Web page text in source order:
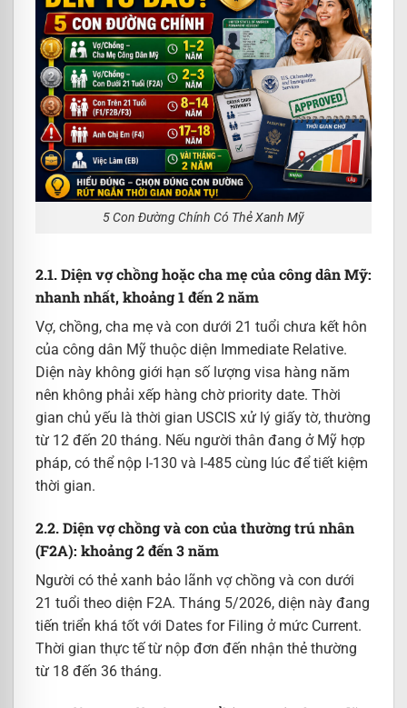
5 Con Đường Chính Có Thẻ Xanh Mỹ
2.1. Diện vợ chồng hoặc cha mẹ của công dân Mỹ:
nhanh nhất, khoảng 1 đến 2 năm
Vợ, chồng, cha mẹ và con dưới 21 tuổi chưa kết hôn
của công dân Mỹ thuộc diện Immediate Relative.
Diện này không giới hạn số lượng visa hàng năm
nên không phải xếp hàng chờ priority date. Thời
gian chủ yếu là thời gian USCIS xử lý giấy tờ, thường
từ 12 đến 20 tháng. Nếu người thân đang ở Mỹ hợp
pháp, có thể nộp I-130 và I-485 cùng lúc để tiết kiệm
thời gian.
2.2. Diện vợ chồng và con của thường trú nhân
(F2A): khoảng 2 đến 3 năm
Người có thẻ xanh bảo lãnh vợ chồng và con dưới
21 tuổi theo diện F2A. Tháng 5/2026, diện này đang
tiến triển khá tốt với Dates for Filing ở mức Current.
Thời gian thực tế từ nộp đơn đến nhận thẻ thường
từ 18 đến 36 tháng.